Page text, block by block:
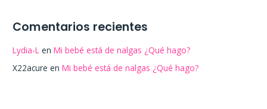
Comentarios recientes
Lydia-L enMi bebé está de nalgas ¿Qué hago?
X22acure enMi bebé está de nalgas ¿Qué hago?